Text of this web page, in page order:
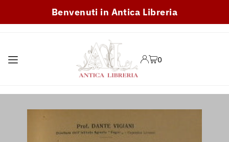
TRANSLATION MISSING:
Benvenuti in Antica Libreria
0